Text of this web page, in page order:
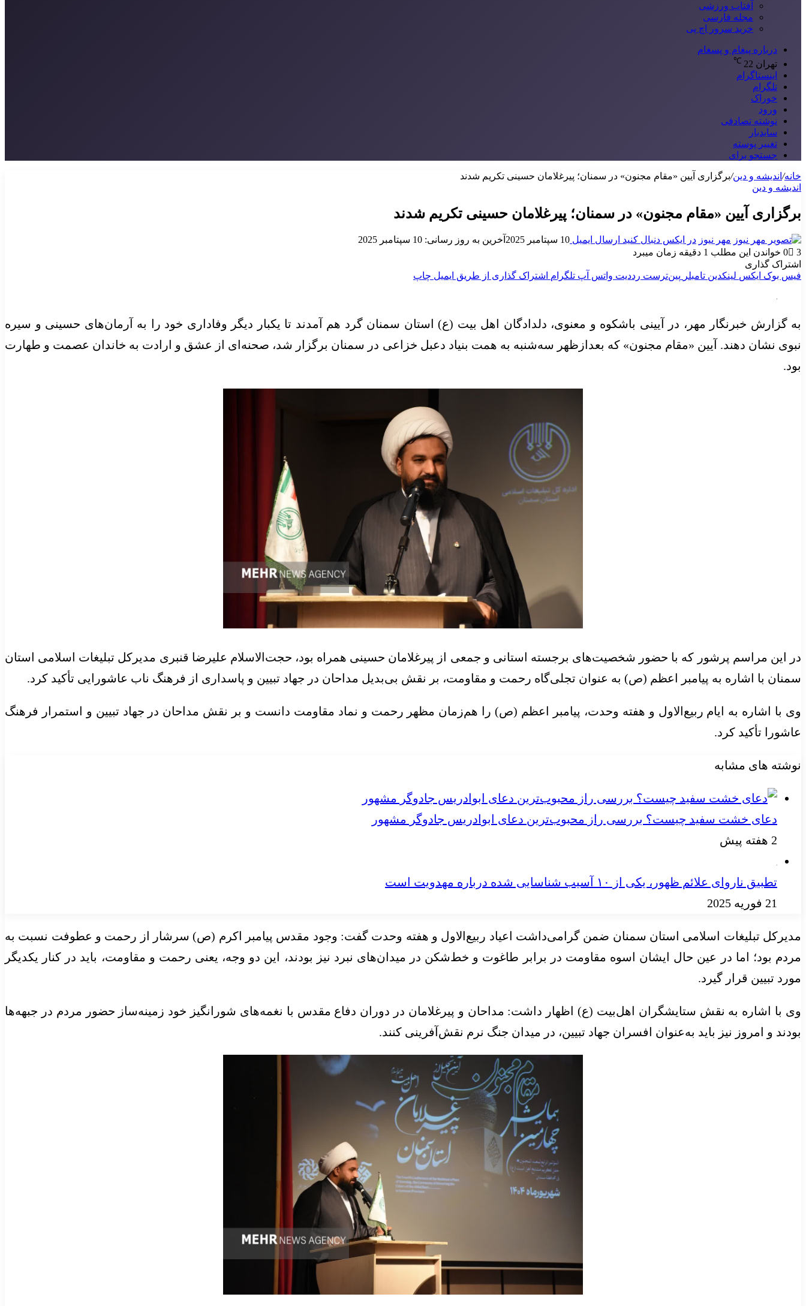
آفتاب ورزشی
مجله فارسی
خرید سرور اچ پی
درباره پیغام و پسغام
تهران 22
℃
اینستاگرام
تلگرام
خوراک
ورود
نوشته تصادفی
سایدبار
تغییر پوسته
جستجو برای
خانه/ اندیشه و دین/برگزاری آیین «مقام مجنون» در سمنان؛ پیرغلامان حسینی تکریم شدند
اندیشه و دین
برگزاری آیین «مقام مجنون» در سمنان؛ پیرغلامان حسینی تکریم شدند
مهر نیوز در ایکس دنبال کنید ارسال ایمیل 10 سپتامبر 2025
آخرین به روز رسانی: 10 سپتامبر 2025
0
3
خواندن این مطلب 1 دقیقه زمان میبرد
اشتراک گذاری
فیس بوک ایکس لینکدین ‫تامبلر ‫پین‌ترست ‫رددیت واتس آپ تلگرام اشتراک گذاری از طریق ایمیل چاپ
به گزارش خبرنگار مهر، در آیینی باشکوه و معنوی، دلدادگان اهل بیت (ع) استان سمنان گرد هم آمدند تا یکبار دیگر وفاداری خود را به آرمان‌های حسینی و سیره
نبوی نشان دهند. آیین «مقام مجنون» که بعدازظهر سه‌شنبه به همت بنیاد دعبل خزاعی در سمنان برگزار شد، صحنه‌ای از عشق و ارادت به خاندان عصمت و طهارت
بود.
در این مراسم پرشور که با حضور شخصیت‌های برجسته استانی و جمعی از پیرغلامان حسینی همراه بود، حجت‌الاسلام علیرضا قنبری مدیرکل تبلیغات اسلامی استان
سمنان با اشاره به پیامبر اعظم (ص) به عنوان تجلی‌گاه رحمت و مقاومت، بر نقش بی‌بدیل مداحان در جهاد تبیین و پاسداری از فرهنگ ناب عاشورایی تأکید کرد.
وی با اشاره به ایام ربیع‌الاول و هفته وحدت، پیامبر اعظم (ص) را هم‌زمان مظهر رحمت و نماد مقاومت دانست و بر نقش مداحان در جهاد تبیین و استمرار فرهنگ
عاشورا تأکید کرد.
نوشته های مشابه
دعای خشت سفید چیست؟ بررسی راز محبوب‌ترین دعای ابوادریس جادوگر مشهور
2 هفته پیش
تطبیق ناروای علائم ظهور، یکی از ۱۰ آسیب شناسایی شده درباره مهدویت است
21 فوریه 2025
مدیرکل تبلیغات اسلامی استان سمنان ضمن گرامی‌داشت اعیاد ربیع‌الاول و هفته وحدت گفت: وجود مقدس پیامبر اکرم (ص) سرشار از رحمت و عطوفت نسبت به
مردم بود؛ اما در عین حال ایشان اسوه مقاومت در برابر طاغوت و خط‌شکن در میدان‌های نبرد نیز بودند، این دو وجه، یعنی رحمت و مقاومت، باید در کنار یکدیگر
مورد تبیین قرار گیرد.
وی با اشاره به نقش ستایشگران اهل‌بیت (ع) اظهار داشت: مداحان و پیرغلامان در دوران دفاع مقدس با نغمه‌های شورانگیز خود زمینه‌ساز حضور مردم در جبهه‌ها
بودند و امروز نیز باید به‌عنوان افسران جهاد تبیین، در میدان جنگ نرم نقش‌آفرینی کنند.